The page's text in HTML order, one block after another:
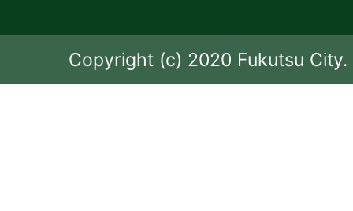
Copyright (c) 2020 Fukutsu City.